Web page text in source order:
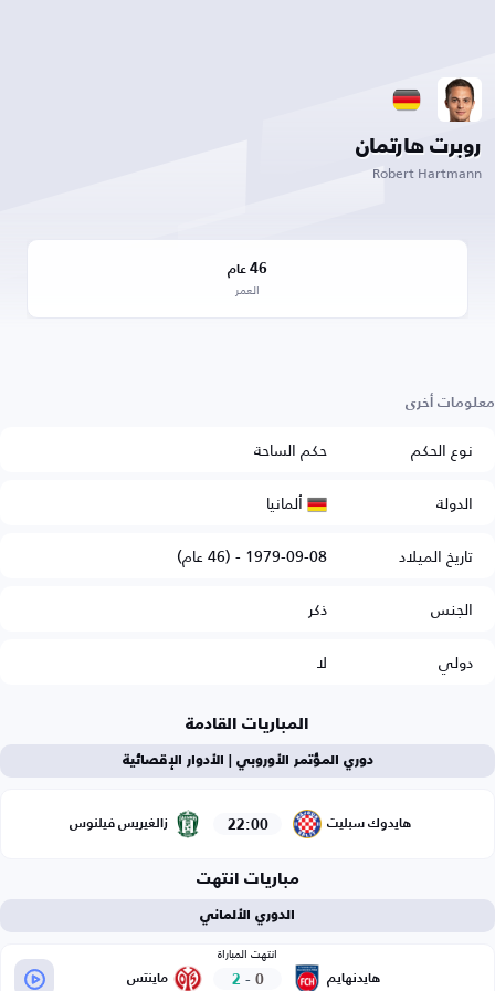
روبرت هارتمان
Robert Hartmann
46 عام
العمر
معلومات أخرى
نوع الحكم
حكم الساحة
الدولة
ألمانيا
تاريخ الميلاد
1979-09-08 - (46 عام)
الجنس
ذكر
دولي
لا
المباريات القادمة
دوري المؤتمر الأوروبي | الأدوار الإقصائية
هايدوك سبليت 22:00 زالغيريس فيلنوس
مباريات انتهت
الدوري الألماني
هايدنهايم
انتهت المباراة
0
-
2 ماينتس